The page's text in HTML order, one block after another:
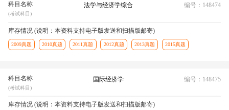
科目名称
(考试科目)
法学与经济学综合 编号：148474
库存情况 (说明：本资料支持电子版发送和扫描版邮寄)
2009真题 2010真题 2011真题 2012真题 2013真题 2015真题
科目名称
(考试科目)
国际经济学 编号：148475
库存情况 (说明：本资料支持电子版发送和扫描版邮寄)